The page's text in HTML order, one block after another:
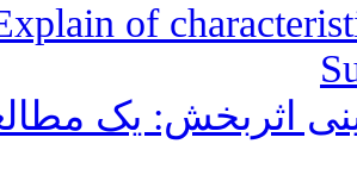
of
اثربخش: یک